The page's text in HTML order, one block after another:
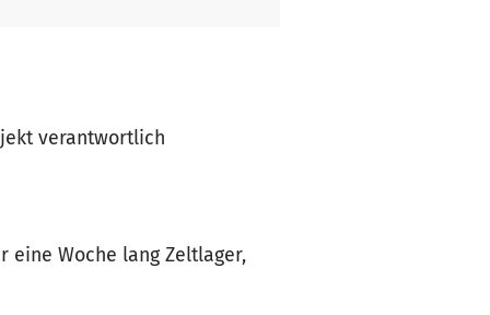
verantwortlich
eine Woche lang Zeltlager,